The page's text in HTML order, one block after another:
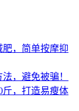
，简单按摩抑
，避免被骗！
斤，打造易瘦体